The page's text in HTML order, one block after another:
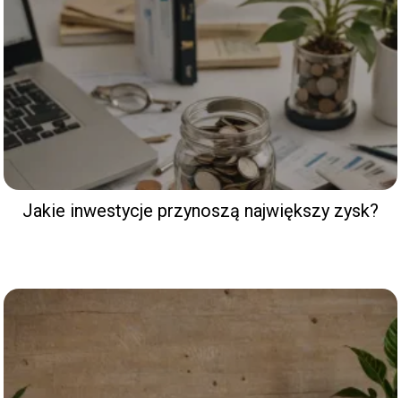
Jakie inwestycje przynoszą największy zysk?